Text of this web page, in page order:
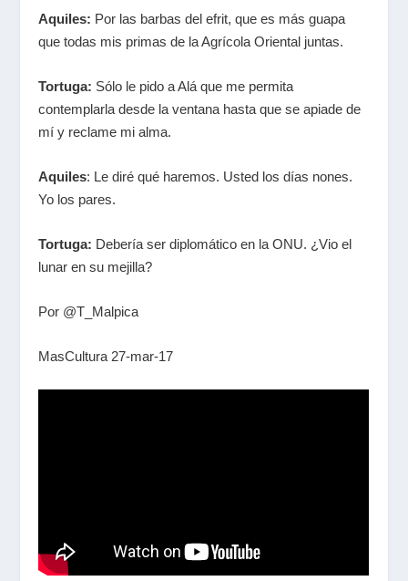
Aquiles: Por las barbas del efrit, que es más guapa
que todas mis primas de la Agrícola Oriental juntas.
Tortuga: Sólo le pido a Alá que me permita
contemplarla desde la ventana hasta que se apiade de
mí y reclame mi alma.
Aquiles: Le diré qué haremos. Usted los días nones.
Yo los pares.
Tortuga: Debería ser diplomático en la ONU. ¿Vio el
lunar en su mejilla?
Por @T_Malpica
MasCultura 27-mar-17